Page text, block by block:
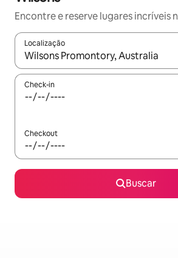
Encontre e reserve lugares incríveis
Localização
Quando os resultados estiverem
Check-in
Checkout
Buscar